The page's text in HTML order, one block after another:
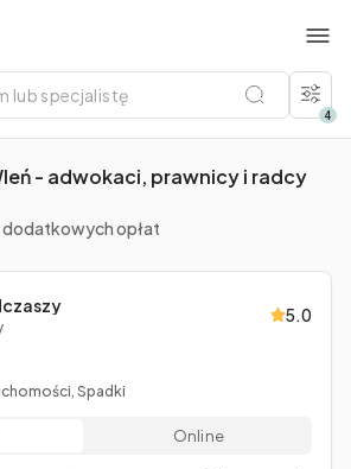
4
- adwokaci, prawnicy i radcy
dodatkowych opłat
5.0
Spadki
Online